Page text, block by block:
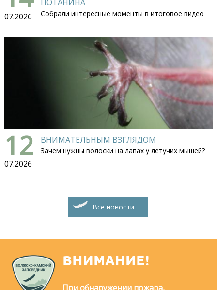
07.2026
ПОТАНИНА
Собрали интересные моменты в итоговое видео
12
07.2026
ВНИМАТЕЛЬНЫМ ВЗГЛЯДОМ
Зачем нужны волоски на лапах у летучих мышей?
Все новости
ВНИМАНИЕ!
При обнаружении пожара,